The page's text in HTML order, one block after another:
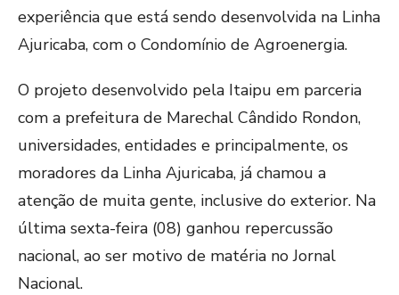
experiência que está sendo desenvolvida na Linha
Ajuricaba, com o Condomínio de Agroenergia.
O projeto desenvolvido pela Itaipu em parceria
com a prefeitura de Marechal Cândido Rondon,
universidades, entidades e principalmente, os
moradores da Linha Ajuricaba, já chamou a
atenção de muita gente, inclusive do exterior. Na
última sexta-feira (08) ganhou repercussão
nacional, ao ser motivo de matéria no Jornal
Nacional.